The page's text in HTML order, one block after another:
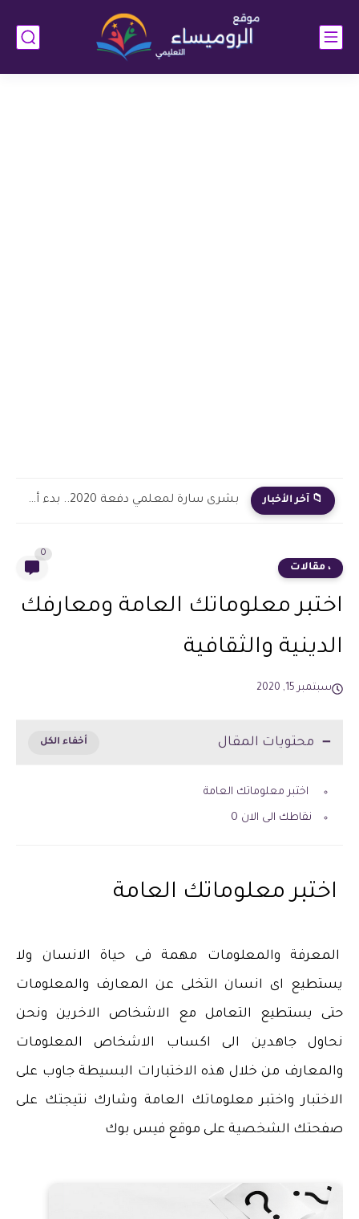
📁 آخر الأخبار بشرى سارة لمعلمي دفعة 2020.. بدء أول خطوة رسمية في...
، مقالات
0
اختبر معلوماتك العامة ومعارفك
الدينية والثقافية
سبتمبر 15, 2020
محتويات المقال
اختبر معلوماتك العامة
نقاطك الى الان 0
اختبر معلوماتك العامة
المعرفة والمعلومات مهمة فى حياة الانسان ولا
يستطيع اى انسان التخلى عن المعارف والمعلومات
حتى يستطيع التعامل مع الاشخاص الاخرين ونحن
نحاول جاهدين الى اكساب الاشخاص المعلومات
والمعارف من خلال هذه الاختبارات البسيطة جاوب على
الاختبار واختبر معلوماتك العامة وشارك نتيجتك على
صفحتك الشخصية على موقع فيس بوك